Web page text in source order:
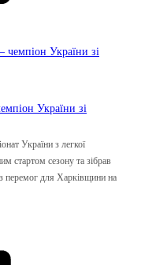
України зі
України з легкої
стартом сезону та зібрав
перемог для Харківщини на